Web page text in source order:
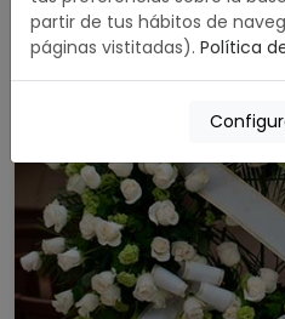
partir de tus hábitos de
páginas vistitadas). Política